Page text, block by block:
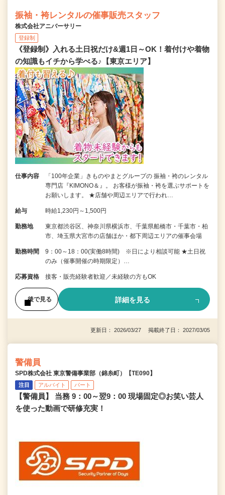
振袖・袴レンタルの催事販売スタッフ
株式会社アニバーサリー
登録制
《登録制》入れる土日祝だけ&週1日～OK！着付けや着物
の知識もイチから学べる♪【東京エリア】
仕事内容
「100年企業」きものやまとグループの 振袖・袴のレンタル
専門店『KIMONO＆』。 お客様が振袖・袴を選ぶサポートを
お願いします。 ★店舗や周辺エリアで行われ…
給与 時給1,230円～1,500円
勤務地
東京都渋谷区、神奈川県横浜市、千葉県船橋市・千葉市・柏
市、埼玉県大宮市の店舗ほか・都下周辺エリアの催事会場
勤務時間
9：00～18：00(実働8時間) ※日により相談可能 ★土日祝
のみ（催事開催の時期限定）…
応募資格 接客・販売経験者歓迎／未経験の方もOK
後で見る 詳細を見る
更新日： 2026/03/27 掲載終了日： 2027/03/05
警備員
SPD株式会社 東京警備事業部（錦糸町）【TE090】
注目 アルバイト パート
【警備員】 当務 9：00～翌9：00 現場固定◎お笑い芸人
を使った動画で研修充実！